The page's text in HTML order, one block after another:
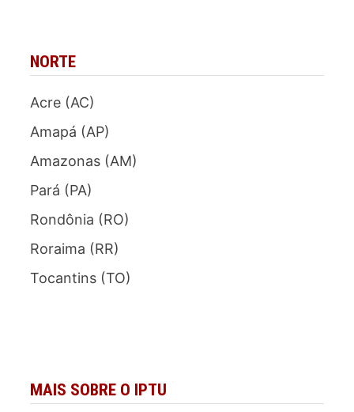
NORTE
Acre (AC)
Amapá (AP)
Amazonas (AM)
Pará (PA)
Rondônia (RO)
Roraima (RR)
Tocantins (TO)
MAIS SOBRE O IPTU